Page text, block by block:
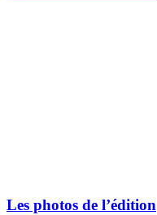
Les photos de l’édition